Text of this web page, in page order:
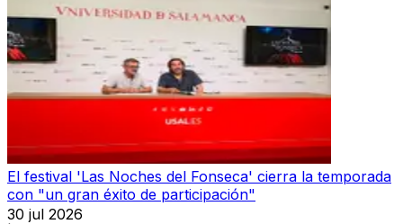
El festival 'Las Noches del Fonseca' cierra la temporada
con "un gran éxito de participación"
30 jul 2026